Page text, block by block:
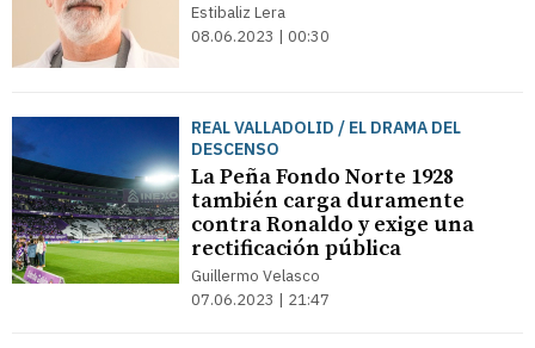
Estibaliz Lera
08.06.2023 | 00:30
REAL VALLADOLID / EL DRAMA DEL
DESCENSO
La Peña Fondo Norte 1928
también carga duramente
contra Ronaldo y exige una
rectificación pública
Guillermo Velasco
07.06.2023 | 21:47